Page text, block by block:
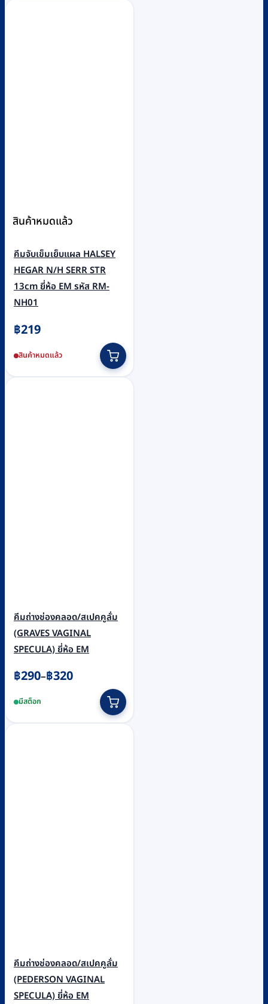
สินค้าหมดแล้ว
คีมจับเข็มเย็บแผล HALSEY
HEGAR N/H SERR STR
13cm ยี่ห้อ EM รหัส RM-
NH01
฿219
สินค้าหมดแล้ว
คีมถ่างช่องคลอด/สเปคคูลั่ม
(GRAVES VAGINAL
SPECULA) ยี่ห้อ EM
฿290–฿320
Price
฿290
through
มีสต็อก
product
has
คีมถ่างช่องคลอด/สเปคคูลั่ม
(PEDERSON VAGINAL
SPECULA) ยี่ห้อ EM